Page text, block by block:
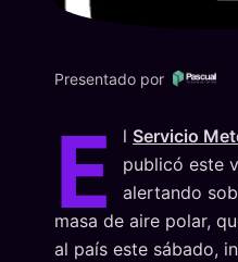
Presentado por
E l Servicio
publicó este
alertando
masa de aire polar,
al país este sábado,